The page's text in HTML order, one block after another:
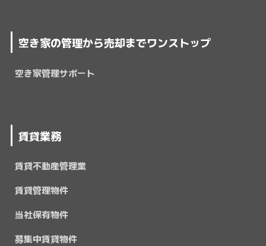
空き家の管理から売却までワンストップ
空き家管理サポート
賃貸業務
賃貸不動産管理業
賃貸管理物件
当社保有物件
募集中賃貸物件